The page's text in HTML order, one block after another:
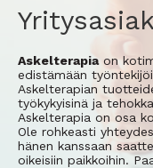
Askelterapiaon
edistämään
Askelterapian
työkykyisinä ja
Askelterapia on osa
Ole rohkeasti
hänen kanssaan
oikeisiin paikkoihin.